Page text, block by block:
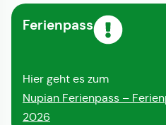
Ferienpass
Hier geht es zum
Nupian Ferienpass –
2026